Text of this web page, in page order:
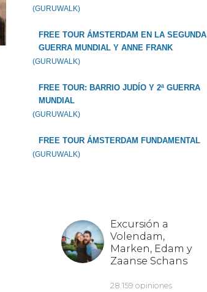
(GURUWALK)
FREE TOUR ÁMSTERDAM EN LA SEGUNDA
GUERRA MUNDIAL Y ANNE FRANK
(GURUWALK)
FREE TOUR: BARRIO JUDÍO Y 2ª GUERRA
MUNDIAL
(GURUWALK)
FREE TOUR ÁMSTERDAM FUNDAMENTAL
(GURUWALK)